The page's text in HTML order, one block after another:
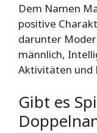
Dem Namen
positive
darunter
männlich,
Aktivitäten
Gibt es